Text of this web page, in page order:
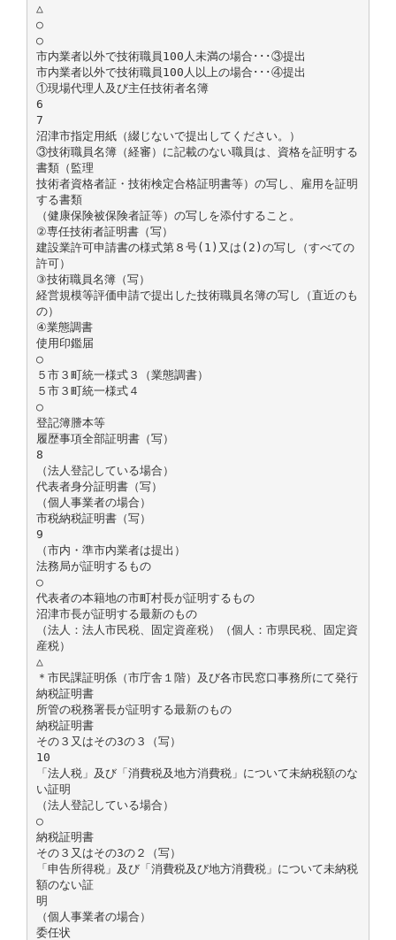
△
○
○
市内業者以外で技術職員100人未満の場合･･･③提出
市内業者以外で技術職員100人以上の場合･･･④提出
①現場代理人及び主任技術者名簿
6
7
沼津市指定用紙（綴じないで提出してください。）
③技術職員名簿（経審）に記載のない職員は、資格を証明する
書類（監理
技術者資格者証・技術検定合格証明書等）の写し、雇用を証明
する書類
（健康保険被保険者証等）の写しを添付すること。
②専任技術者証明書（写）
建設業許可申請書の様式第８号(1)又は(2)の写し（すべての
許可）
③技術職員名簿（写）
経営規模等評価申請で提出した技術職員名簿の写し（直近のも
の）
④業態調書
使用印鑑届
○
５市３町統一様式３（業態調書）
５市３町統一様式４
○
登記簿謄本等
履歴事項全部証明書（写）
8
（法人登記している場合）
代表者身分証明書（写）
（個人事業者の場合）
市税納税証明書（写）
9
（市内・準市内業者は提出）
法務局が証明するもの
○
代表者の本籍地の市町村長が証明するもの
沼津市長が証明する最新のもの
（法人：法人市民税、固定資産税）（個人：市県民税、固定資
産税）
△
＊市民課証明係（市庁舎１階）及び各市民窓口事務所にて発行
納税証明書
所管の税務署長が証明する最新のもの
納税証明書
その３又はその3の３（写）
10
「法人税」及び「消費税及地方消費税」について未納税額のな
い証明
（法人登記している場合）
○
納税証明書
その３又はその3の２（写）
「申告所得税」及び「消費税及び地方消費税」について未納税
額のない証
明
（個人事業者の場合）
委任状